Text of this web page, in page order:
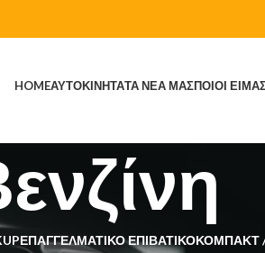
HOMEΑΥΤΟΚΙΝΗΤΑΤΑ ΝΕΑ ΜΑΣΠΟΙΟΙ
ΕΠΑΓΓΕΛΜΑΤΙΚΌ ΕΠΙΒΑΤΙΚΌΚΌΜΠΑΚΤ /